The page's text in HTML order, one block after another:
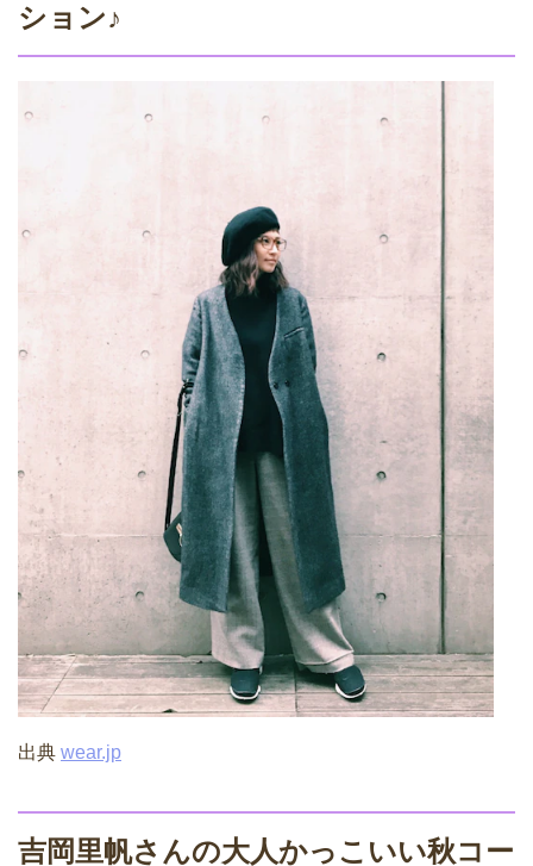
ション♪
出典 wear.jp
吉岡里帆さんの大人かっこいい秋コー